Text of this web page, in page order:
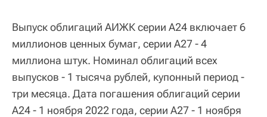
Выпуск облигаций АИЖК серии А24 включает 6
миллионов ценных бумаг, серии А27 - 4
миллиона штук. Номинал облигаций всех
выпусков - 1 тысяча рублей, купонный период -
три месяца. Дата погашения облигаций серии
А24 - 1 ноября 2022 года, серии А27 - 1 ноября